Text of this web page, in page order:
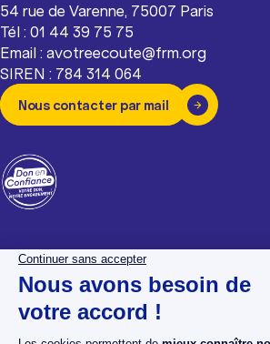
54 rue de Varenne, 75007 Paris
Tél : 01 44 39 75 75
Email : avotreecoute@frm.org
SIREN : 784 314 064
Nous contacter par mail
La Fondation pour la
Recherche Médicale
Nos dossiers maladies
Espace chercheurs